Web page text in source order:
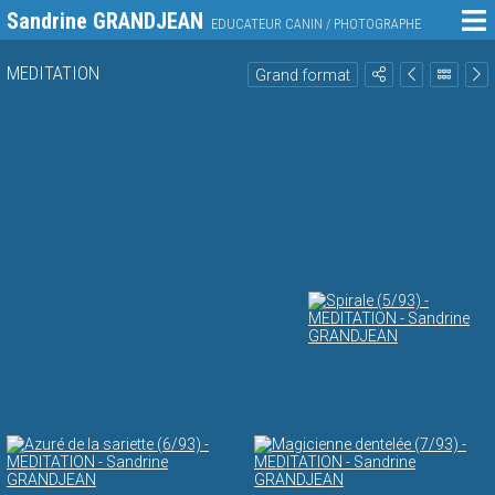
Sandrine GRANDJEAN EDUCATEUR CANIN / PHOTOGRAPHE
Grand format
MEDITATION